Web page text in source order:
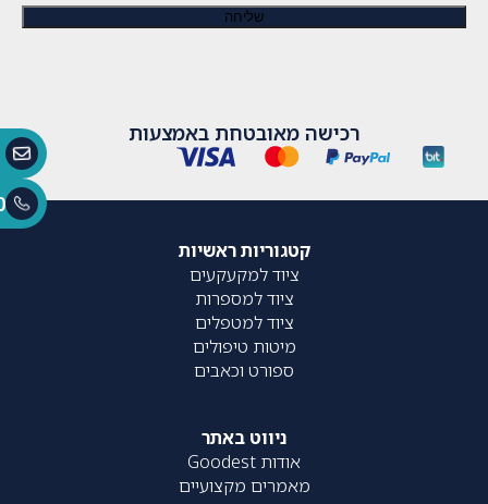
רכישה מאובטחת באמצעות
קטגוריות ראשיות
ציוד למקעקעים
ציוד למספרות
ציוד למטפלים
מיטות טיפולים
ספורט וכאבים
ניווט באתר
אודות Goodest
מאמרים מקצועיים